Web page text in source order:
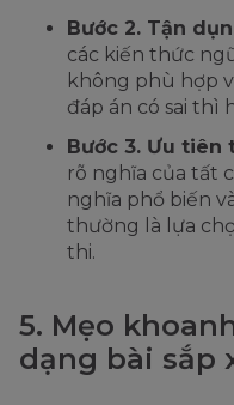
Bước 2. Tận
các kiến thức
không phù hợp
đáp án có sai thì
Bước 3. Ưu tiên
rõ nghĩa của tất
nghĩa phổ biến
thường là lựa
thi.
5. Mẹo
dạng bài sắp